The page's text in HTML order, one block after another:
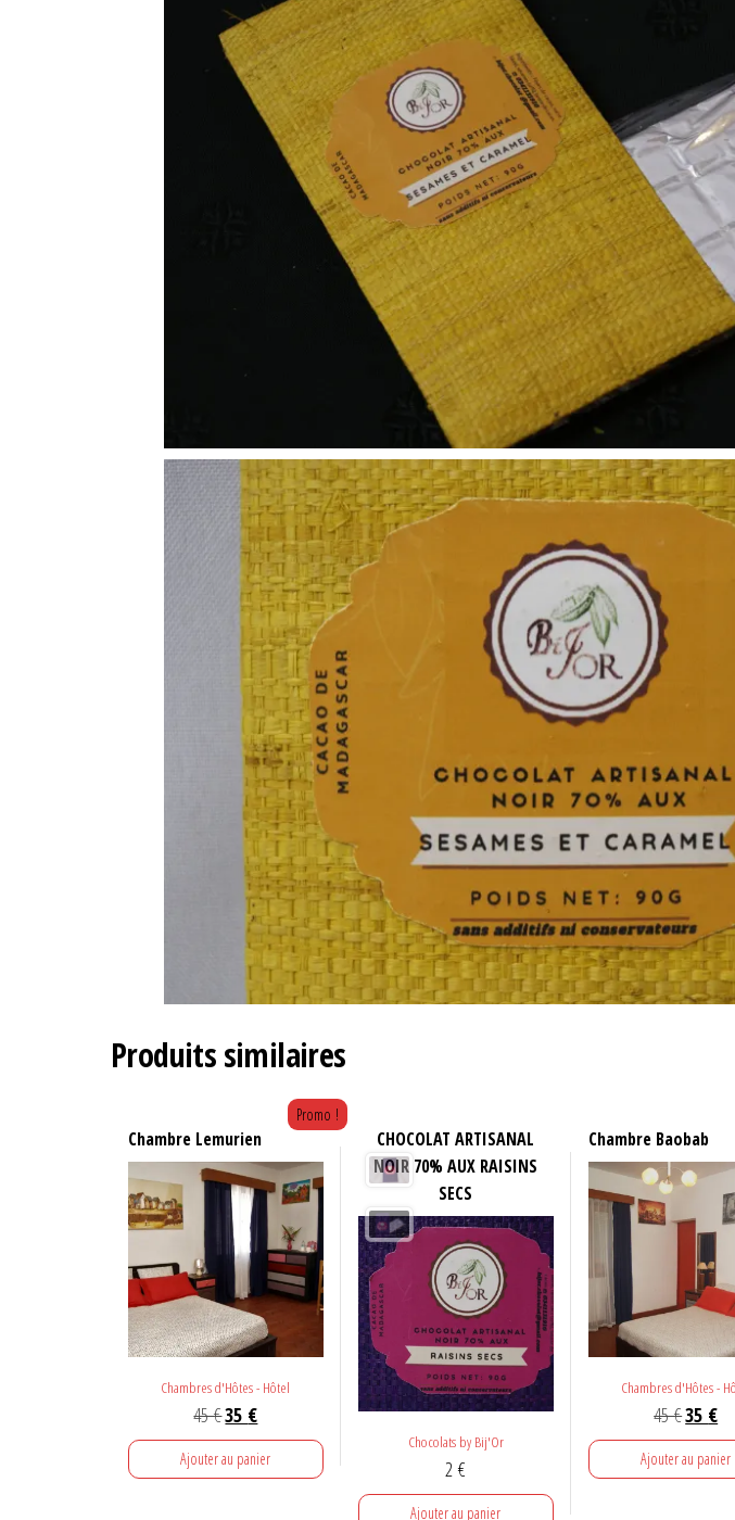
Produits similaires
Promo !
Chambre Lemurien
Chambres d'Hôtes - Hôtel
45€Le
prix
initial
35 €Le
prix
actuel
Ajouter au panier
CHOCOLAT ARTISANAL
NOIR 70% AUX RAISINS
SECS
Chocolats by Bij'Or
2€
Ajouter au panier
Chambre Baobab
Chambres d'Hôtes -
45€Le
prix
initial
35 €Le
Ajouter au panier